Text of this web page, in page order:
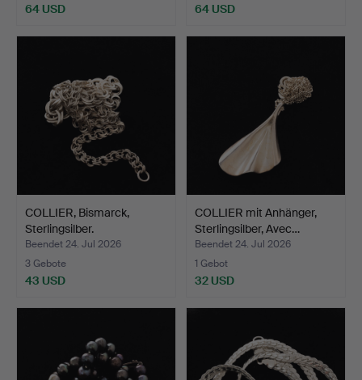
64 USD 64 USD
COLLIER, Bismarck,
Sterlingsilber.
Beendet 24. Jul 2026
3 Gebote
43 USD
COLLIER mit Anhänger,
Sterlingsilber, Avec…
Beendet 24. Jul 2026
1 Gebot
32 USD